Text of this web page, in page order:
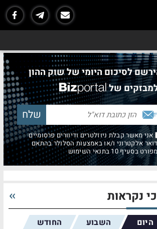
לסיכום היומי של שוק ההון
של
אני מאשר קבלת ניוזלטרים ודיוורים פרסומיים
אלקטרוני ו/או באמצעות הסלולר בהתאם
בסעיף 10 בתנאי השימוש
נקראות
היום השבוע החודש